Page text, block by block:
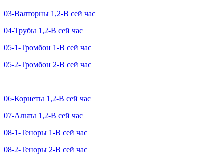
03-Валторны 1,2-В сей час
04-Трубы 1,2-В сей час
05-1-Тромбон 1-В сей час
05-2-Тромбон 2-В сей час
06-Корнеты 1,2-В сей час
07-Альты 1,2-В сей час
08-1-Теноры 1-В сей час
08-2-Теноры 2-В сей час